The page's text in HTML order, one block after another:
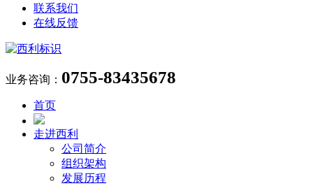
联系我们
在线反馈
业务咨询： 0755-83435678
首页
走进西利
公司简介
组织架构
发展历程